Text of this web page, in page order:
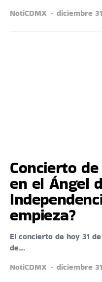
NotiCDMX
diciembre
Concierto
en el Ángel
empieza?
El concierto de hoy 31
de…
NotiCDMX
diciembre